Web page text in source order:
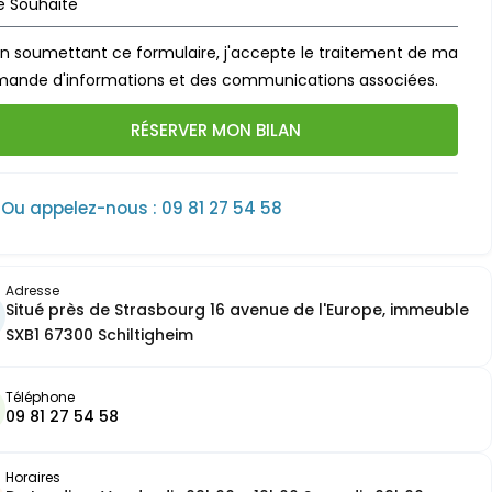
soumettant ce formulaire, j'accepte le traitement de ma
d'informations et des communications associées.
RÉSERVER MON BILAN
Ou appelez-nous : 09 81 27 54 58
Adresse
Situé près de Strasbourg 16 avenue de l'Europe, immeuble
SXB1 67300 Schiltigheim
Téléphone
09 81 27 54 58
Horaires